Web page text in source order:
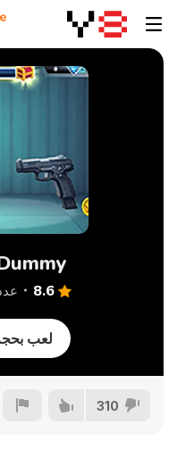
8.6 عدد
لعب
310